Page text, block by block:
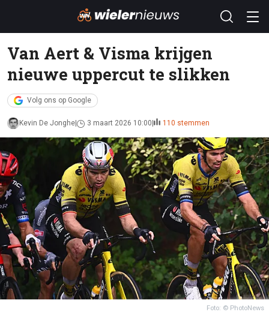
Van Aert & Visma krijgen
nieuwe uppercut te slikken
Volg ons op Google
Kevin De Jonghe 3 maart 2026 10:00 110 stemmen
Foto: © PhotoNews